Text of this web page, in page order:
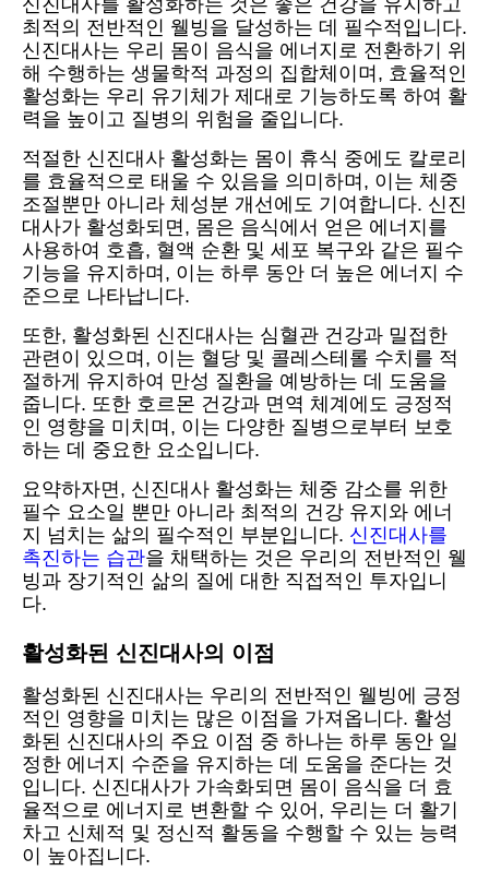
신진대사를 활성화하는 것은 좋은 건강을 유지하고
최적의 전반적인 웰빙을 달성하는 데 필수적입니다.
신진대사는 우리 몸이 음식을 에너지로 전환하기 위
해 수행하는 생물학적 과정의 집합체이며, 효율적인
활성화는 우리 유기체가 제대로 기능하도록 하여 활
력을 높이고 질병의 위험을 줄입니다.
적절한 신진대사 활성화는 몸이 휴식 중에도 칼로리
를 효율적으로 태울 수 있음을 의미하며, 이는 체중
조절뿐만 아니라 체성분 개선에도 기여합니다. 신진
대사가 활성화되면, 몸은 음식에서 얻은 에너지를
사용하여 호흡, 혈액 순환 및 세포 복구와 같은 필수
기능을 유지하며, 이는 하루 동안 더 높은 에너지 수
준으로 나타납니다.
또한, 활성화된 신진대사는 심혈관 건강과 밀접한
관련이 있으며, 이는 혈당 및 콜레스테롤 수치를 적
절하게 유지하여 만성 질환을 예방하는 데 도움을
줍니다. 또한 호르몬 건강과 면역 체계에도 긍정적
인 영향을 미치며, 이는 다양한 질병으로부터 보호
하는 데 중요한 요소입니다.
요약하자면, 신진대사 활성화는 체중 감소를 위한
필수 요소일 뿐만 아니라 최적의 건강 유지와 에너
지 넘치는 삶의 필수적인 부분입니다. 신진대사를
촉진하는 습관을 채택하는 것은 우리의 전반적인 웰
빙과 장기적인 삶의 질에 대한 직접적인 투자입니
다.
활성화된 신진대사의 이점
활성화된 신진대사는 우리의 전반적인 웰빙에 긍정
적인 영향을 미치는 많은 이점을 가져옵니다. 활성
화된 신진대사의 주요 이점 중 하나는 하루 동안 일
정한 에너지 수준을 유지하는 데 도움을 준다는 것
입니다. 신진대사가 가속화되면 몸이 음식을 더 효
율적으로 에너지로 변환할 수 있어, 우리는 더 활기
차고 신체적 및 정신적 활동을 수행할 수 있는 능력
이 높아집니다.